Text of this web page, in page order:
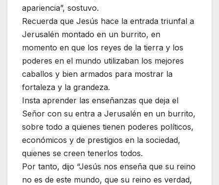
apariencia”, sostuvo.
Recuerda que Jesús hace la entrada triunfal a
Jerusalén montado en un burrito, en
momento en que los reyes de la tierra y los
poderes en el mundo utilizaban los mejores
caballos y bien armados para mostrar la
fortaleza y la grandeza.
Insta aprender las enseñanzas que deja el
Señor con su entra a Jerusalén en un burrito,
sobre todo a quienes tienen poderes políticos,
económicos y de prestigios en la sociedad,
quienes se creen tenerlos todos.
Por tanto, dijo “Jesús nos enseña que su reino
no es de este mundo, que su reino es verdad,